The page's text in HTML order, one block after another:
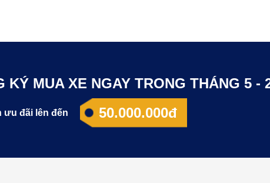
KÝ MUA XE NGAY TRONG THÁNG 5 -
ưu đãi lên đến 50.000.000đ